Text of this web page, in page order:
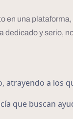
en una
y serio,
a los
que buscan